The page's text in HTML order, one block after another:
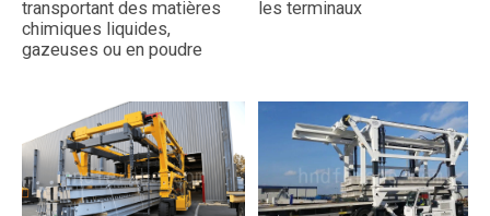
transportant des matières
chimiques liquides,
gazeuses ou en poudre
les terminaux